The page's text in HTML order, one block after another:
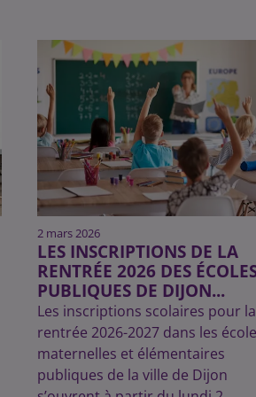
2 mars 2026
LES INSCRIPTIONS DE LA
RENTRÉE 2026 DES
PUBLIQUES DE DIJON...
Les inscriptions scolaires pour la
rentrée 2026-2027 dans les
maternelles et élémentaires
publiques de la ville de Dijon